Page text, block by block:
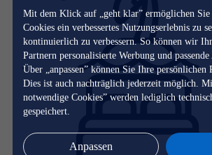
Mit dem Klick auf „geht klar” ermöglichen Sie
Cookies ein verbessertes Nutzungserlebnis zu
kontinuierlich zu verbessern. So können wir
Partnern personalisierte Werbung und passende
Über „anpassen” können Sie Ihre persönlichen
Dies ist auch nachträglich jederzeit möglich.
notwendige Cookies” werden lediglich
gespeichert.
Anpassen